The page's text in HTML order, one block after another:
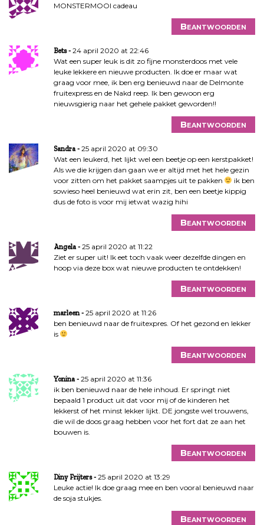
MONSTERMOOI cadeau
Beantwoorden
Bets
24 april 2020 at 22:46
Wat een super leuk is dit zo fijne monsterdoos met vele
leuke lekkere en nieuwe producten. Ik doe er maar wat
graag voor mee, ik ben erg benieuwd naar de Delmonte
fruitexpress en de Nakd reep. Ik ben gewoon erg
nieuwsgierig naar het gehele pakket geworden!!
Beantwoorden
Sandra
25 april 2020 at 09:30
Wat een leukerd, het lijkt wel een beetje op een kerstpakket!
Als we die krijgen dan gaan we er altijd met het hele gezin
voor zitten om het pakket saampjes uit te pakken
ik ben
sowieso heel benieuwd wat erin zit, ben een beetje kippig
dus de foto is voor mij ietwat wazig hihi
Beantwoorden
Angela
25 april 2020 at 11:22
Ziet er super uit! Ik eet toch vaak weer dezelfde dingen en
hoop via deze box wat nieuwe producten te ontdekken!
Beantwoorden
marleen
25 april 2020 at 11:26
ben benieuwd naar de fruitexpres. Of het gezond en lekker
is
Beantwoorden
Yonina
25 april 2020 at 11:36
ik ben benieuwd naar de hele inhoud. Er springt niet
bepaald 1 product uit dat voor mij of de kinderen het
lekkerst of het minst lekker lijkt. DE jongste wel trouwens,
die wil de doos graag hebben voor het fort dat ze aan het
bouwen is.
Beantwoorden
Diny Frijters
25 april 2020 at 13:29
Leuke actie! Ik doe graag mee en ben vooral benieuwd naar
de soja stukjes.
Beantwoorden